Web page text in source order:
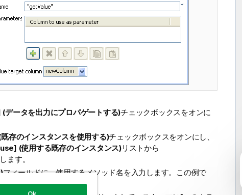
ータを出力にプロパゲートする)チェックボックスをオンに
のインスタンスを使用する)チェックボックスをオンにし、
(使用する既存のインスタンス)リストから
ます。
フィールドに、使用するメソッド名を入力します。この例で
を使用します。